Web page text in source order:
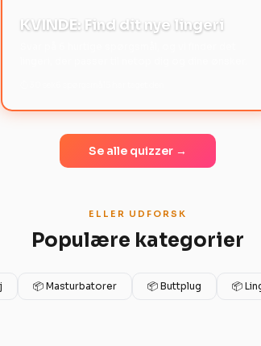
KVINDE: Find dit nye lingeri
Se alle quizzer →
ELLER UDFORSK
Populære kategorier
📦 Masturbatorer 📦 Buttplug 📦